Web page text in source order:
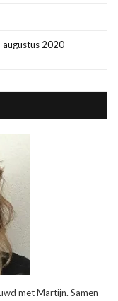
augustus 2020
met Martijn. Samen